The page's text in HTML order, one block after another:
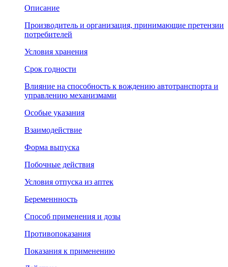
Описание
Производитель и организация, принимающие претензии
потребителей
Условия хранения
Срок годности
Влияние на способность к вождению автотранспорта и
управлению механизмами
Особые указания
Взаимодействие
Форма выпуска
Побочные действия
Условия отпуска из аптек
Беременнность
Способ применения и дозы
Противопоказания
Показания к применению